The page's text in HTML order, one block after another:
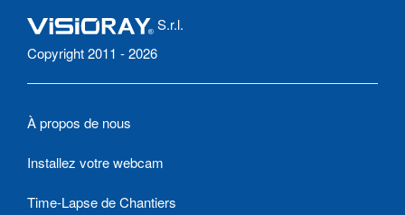
S.r.l.
Copyright 2011 - 2026
À propos de nous
Installez votre webcam
Time-Lapse de Chantiers